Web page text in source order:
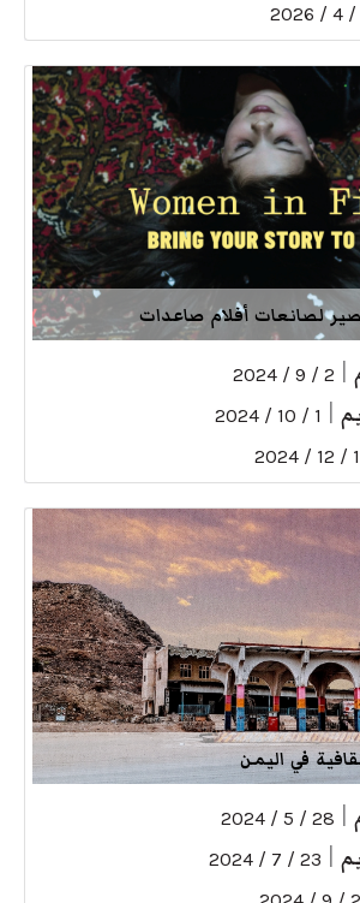
لصانعات أفلام صاعدات
2 / 9 / 2024
1 / 10 / 2024
18
في اليمن
28 / 5 / 2024
23 / 7 / 2024